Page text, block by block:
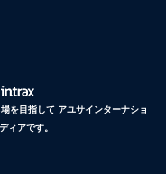
を目指して アユサインターナショ
ィアです。